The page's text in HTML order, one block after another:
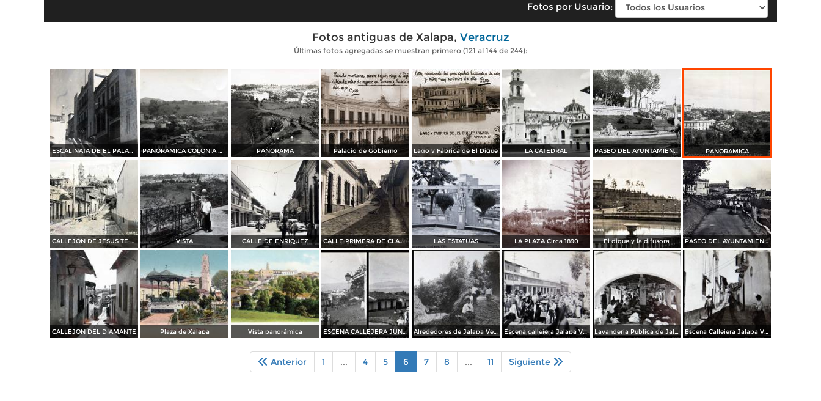
Fotos por Usuario:
Fotos antiguas de Xalapa, Veracruz
Últimas fotos agregadas se muestran primero (121 al 144 de 244):
ESCALINATA DE EL PALACIO PANORAMICA COLONIA DE LA SALUD PANORAMA Palacio de Gobierno Lago y Fábrica de El Dique LA CATEDRAL PASEO DEL AYUNTAMIENTO PANORAMICA
CALLEJON DE JESUS TE AMPARE VISTA CALLE DE ENRIQUEZ CALLE PRIMERA DE CLAVIJERO LAS ESTATUAS LA PLAZA Circa 1890 El dique y la difusora PASEO DEL AYUNTAMIENTO
CALLEJON DEL DIAMANTE Plaza de Xalapa Vista panorámica ESCENA CALLEJERA JUNTO A LA FUENTE Alrededores de Jalapa Veracruz Escena callejera Jalapa Veracruz Lavanderia Publica de Jalapa Veracruz Escena Callejera Jalapa Veracruz
Anterior 1 ... 4 5 6 7 8 ... 11 Siguiente